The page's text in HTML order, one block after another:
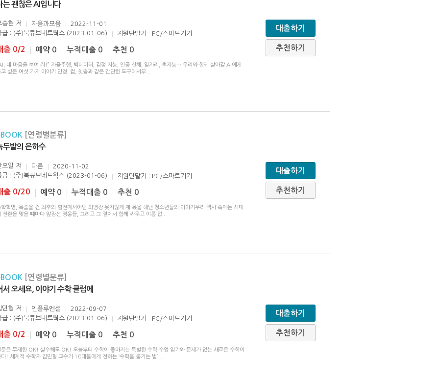
는 괜찮은 AI입니다
승현 저 자음과모음
2022-11-01
급 : (주)북큐브네트웍스 (2023-01-06)
지원단말기 : PC/스마트기기
출 0/2 예약 0 누적대출 0 추천 0
네 마음을 보여 줘!” 자율주행, 빅데이터, 감정 지능, 인공 신체, 일자리, 초지능… 우리와 함께 살아갈 AI에게
고 싶은 여섯 가지 이야기 안경, 컵, 칫솔과 같은 간단한 도구에서부
대출하기
추천하기
[연령별분류]
두밭의 은하수
오일 저 다른
2020-11-02
급 : (주)북큐브네트웍스 (2023-01-06)
지원단말기 : PC/스마트기기
출 0/20 예약 0 누적대출 0 추천 0
학혁명, 목숨을 건 최후의 혈전에서어떤 의병장 못지않게 제 몫을 해낸 청소년들의 이야기우리 역사 속에는 시대
전환을 맞을 때마다 앞장선 영웅들, 그리고 그 곁에서 함께 싸우고 이름 없
대출하기
추천하기
[연령별분류]
서 오세요, 이야기 수학 클럽에
민형 저 인플루엔셜
2022-09-07
급 : (주)북큐브네트웍스 (2023-01-06)
지원단말기 : PC/스마트기기
출 0/2 예약 0 누적대출 0 추천 0
문은 무제한 OK! 실수해도 OK! 오늘부터 수학이 좋아지는 특별한 수학 수업 암기와 문제가 없는 새로운 수학이
다! 세계적 수학자 김민형 교수가 10대들에게 전하는 ‘수학을 즐기는 법’
대출하기
추천하기